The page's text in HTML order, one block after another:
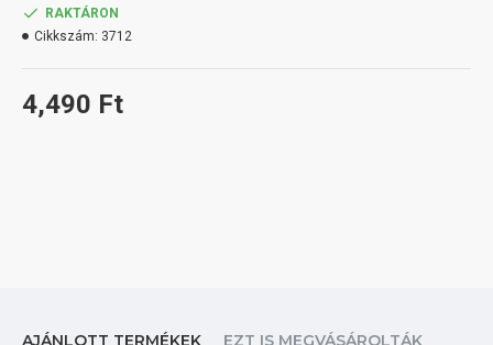
4,490 Ft
RAKTÁRON
Cikkszám: 3712
AJÁNLOTT TERMÉKEK EZT IS MEGVÁSÁROLTÁK